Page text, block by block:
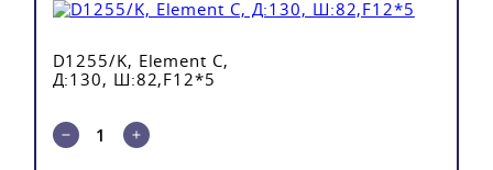
D1255/K, Element C,
Д:130, Ш:82,F12*5